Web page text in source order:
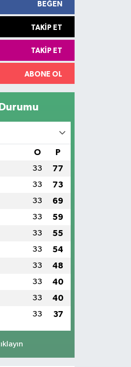
BEĞEN
TAKIP ET
TAKIP ET
ABONE OL
O P
33 77
33 73
33 69
33 59
33 55
33 54
33 48
33 40
33 40
33 37